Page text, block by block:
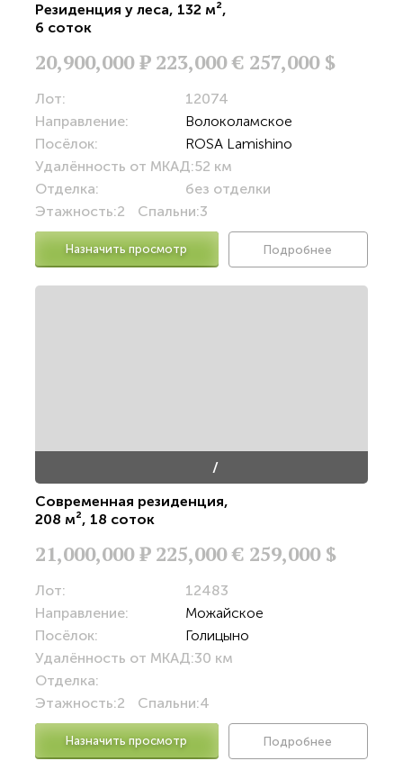
Резиденция у леса, 132 м²,
6 соток
20,900,000Р 223,000 € 257,000 $
Лот:
12074
Направление:
Волоколамское
Посёлок:
ROSA Lamishino
Удалённость от МКАД:52 км
Отделка:
без отделки
Этажность:2 Спальни:3
Назначить просмотр Подробнее
/
Современная резиденция,
208 м², 18 соток
21,000,000Р 225,000 € 259,000 $
Лот:
12483
Направление:
Можайское
Посёлок:
Голицыно
Удалённость от МКАД:30 км
Отделка:
Этажность:2 Спальни:4
Назначить просмотр Подробнее